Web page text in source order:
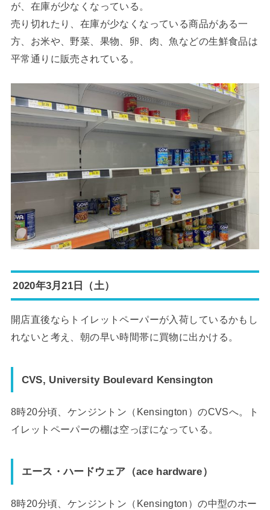
が、在庫が少なくなっている。
売り切れたり、在庫が少なくなっている商品がある一
方、お米や、野菜、果物、卵、肉、魚などの生鮮食品は
平常通りに販売されている。
2020年3月21日（土）
開店直後ならトイレットペーパーが入荷しているかもし
れないと考え、朝の早い時間帯に買物に出かける。
CVS, University Boulevard Kensington
8時20分頃、ケンジントン（Kensington）のCVSへ。ト
イレットペーパーの棚は空っぽになっている。
エース・ハードウェア（ace hardware）
8時20分頃、ケンジントン（Kensington）の中型のホー